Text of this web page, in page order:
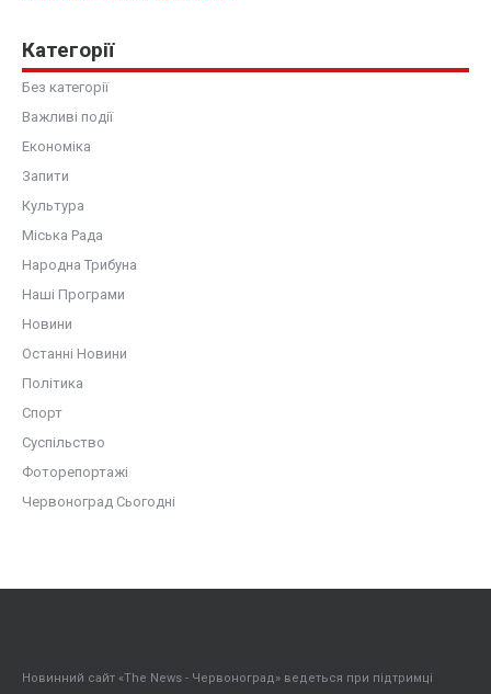
Категорії
Без категорії
Важливі події
Економіка
Запити
Культура
Міська Рада
Народна Трибуна
Наші Програми
Новини
Останні Новини
Політика
Спорт
Суспільство
Фоторепортажі
Червоноград Сьогодні
Новинний сайт «The News - Червоноград» ведеться при підтримці